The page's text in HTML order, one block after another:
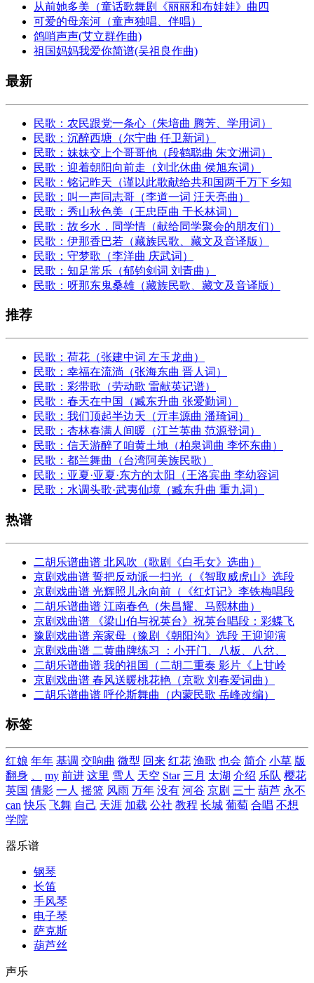
从前她多美（童话歌舞剧《丽丽和布娃娃》曲四
可爱的母亲河（童声独唱、伴唱）
鸽哨声声(艾立群作曲)
祖国妈妈我爱你简谱(吴祖良作曲)
最新
民歌：农民跟党一条心（朱培曲 腾芳、学用词）
民歌：沉醉西塘（尔宁曲 任卫新词）
民歌：妹妹交上个哥哥他（段鹤聪曲 朱文洲词）
民歌：迎着朝阳向前走（刘北休曲 侯旭东词）
民歌：铭记昨天（谨以此歌献给共和国两千万下乡知
民歌：叫一声同志哥（李道一词 汪天亮曲）
民歌：秀山秋色美（王忠臣曲 于长林词）
民歌：故乡水，同学情（献给同学聚会的朋友们）
民歌：伊那香巴若（藏族民歌、藏文及音译版）
民歌：守梦歌（李洋曲 庆武词）
民歌：知足常乐（郁钧剑词 刘青曲）
民歌：呀那东鬼桑雄（藏族民歌、藏文及音译版）
推荐
民歌：荷花（张建中词 左玉龙曲）
民歌：幸福在流淌（张海东曲 晋人词）
民歌：彩带歌（劳动歌 雷献英记谱）
民歌：春天在中国（臧东升曲 张爱勤词）
民歌：我们顶起半边天（亓丰源曲 潘琦词）
民歌：杏林春满人间暖（江兰英曲 范源登词）
民歌：信天游醉了咱黄土地（柏泉词曲 李怀东曲）
民歌：都兰舞曲（台湾阿美族民歌）
民歌：亚夏·亚夏·东方的太阳（王洛宾曲 李幼容词
民歌：水调头歌·武夷仙境（臧东升曲 重九词）
热谱
二胡乐谱曲谱 北风吹（歌剧《白毛女》选曲）
京剧戏曲谱 誓把反动派一扫光（《智取威虎山》选段
京剧戏曲谱 光辉照儿永向前（《红灯记》李铁梅唱段
二胡乐谱曲谱 江南春色（朱昌耀、马熙林曲）
京剧戏曲谱 《梁山伯与祝英台》祝英台唱段：彩蝶飞
豫剧戏曲谱 亲家母（豫剧《朝阳沟》选段 王迎迎演
京剧戏曲谱 二黄曲牌练习 ：小开门、八板、八岔、
二胡乐谱曲谱 我的祖国（二胡二重奏 影片《上甘岭
京剧戏曲谱 春风送暖桃花艳（京歌 刘春爱词曲）
二胡乐谱曲谱 呼伦斯舞曲（内蒙民歌 岳峰改编）
标签
红娘 年年 基调 交响曲 微型 回来 红花 渔歌 也会 简介 小草 版
翻身
my 前进 这里 雪人 天空 Star 三月 太湖 介绍 乐队 樱花
英国 倩影 一人 摇篮 风雨 万年 没有 河谷 京剧 三十 葫芦 永不
can 快乐 飞舞 自己 天涯 加载 公社 教程 长城 葡萄 合唱 不想
学院
器乐谱
钢琴
长笛
手风琴
电子琴
萨克斯
葫芦丝
声乐